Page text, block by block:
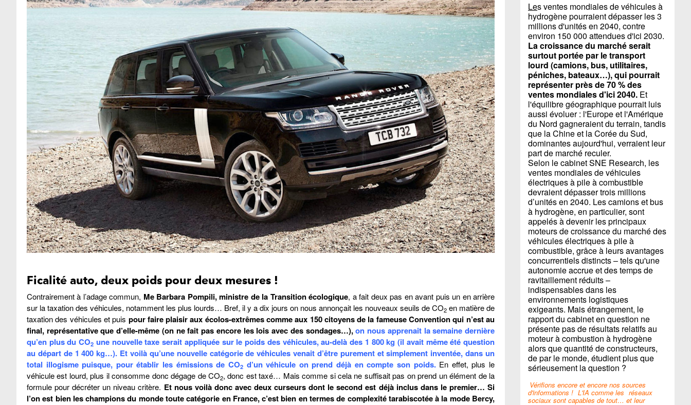
Ficalité auto, deux poids pour deux mesures !
Contrairement à l’adage commun, Me Barbara Pompili, ministre de la Transition écologique, a fait deux pas en avant puis un en arrière
sur la taxation des véhicules, notamment les plus lourds… Bref, il y a dix jours on nous annonçait les nouveaux seuils de CO2 en matière de
taxation des véhicules et puis pour faire plaisir aux écolos-extrêmes comme aux 150 citoyens de la fameuse Convention qui n’est au
final, représentative que d’elle-même (on ne fait pas encore les lois avec des sondages…),on nous apprenait la semaine dernière
qu’en plus du CO2 une nouvelle taxe serait appliquée sur le poids des véhicules, au-delà des 1 800 kg (il avait même été question
au départ de 1 400 kg…). Et voilà qu’une nouvelle catégorie de véhicules venait d’être purement et simplement inventée, dans un
total illogisme puisque, pour établir les émissions de CO2d’un véhicule on prend déjà en compte son poids.En effet, plus le
véhicule est lourd, plus il consomme donc dégage de CO2, donc est taxé… Mais comme si cela ne suffisait pas on prend un élément de la
formule pour décréter un niveau critère. Et nous voilà donc avec deux curseurs dont le second est déjà inclus dans le premier… Si
l’on est bien les champions du monde toute catégorie en France, c’est bien en termes de complexité tarabiscotée à la mode Bercy,
Les ventes mondiales de véhicules à
hydrogène pourraient dépasser les 3
millions d'unités en 2040, contre
environ 150 000 attendues d'ici 2030.
La croissance du marché serait
surtout portée par le transport
lourd (camions, bus, utilitaires,
péniches, bateaux…), qui pourrait
représenter près de 70 % des
ventes mondiales d'ici 2040. Et
l'équilibre géographique pourrait luis
aussi évoluer : l'Europe et l'Amérique
du Nord gagneraient du terrain, tandis
que la Chine et la Corée du Sud,
dominantes aujourd'hui, verraient leur
part de marché reculer.
Selon le cabinet SNE Research, les
ventes mondiales de véhicules
électriques à pile à combustible
devraient dépasser trois millions
d’unités en 2040. Les camions et bus
à hydrogène, en particulier, sont
appelés à devenir les principaux
moteurs de croissance du marché des
véhicules électriques à pile à
combustible, grâce à leurs avantages
concurrentiels distincts – tels qu'une
autonomie accrue et des temps de
ravitaillement réduits –
indispensables dans les
environnements logistiques
exigeants. Mais étrangement, le
rapport du cabinet en question ne
présente pas de résultats relatifs au
moteur à combustion à hydrogène
alors que quantité de constructeurs,
de par le monde, étudient plus que
sérieusement la question ?
Vérifions encore et encore nos sources
d'informations ! L'IA comme les réseaux
sociaux sont capables de tout… et leur